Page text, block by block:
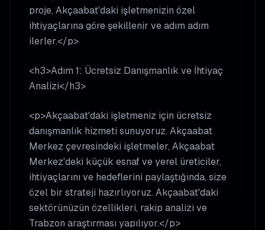
proje, Akçaabat'daki işletmenizin özel
ihtiyaçlarına göre şekillenir ve adım adım
ilerler.</p>
<h3>Adım 1: Ücretsiz Danışmanlık ve İhtiyaç
Analizi</h3>
<p>Akçaabat'daki işletmeniz için ücretsiz
danışmanlık hizmeti sunuyoruz. Akçaabat
Merkez çevresindeki işletmeler, Akçaabat
Merkez'deki küçük esnaf ve yerel üreticiler,
ihtiyaçlarını ve hedeflerini paylaştığında, size
özel bir strateji hazırlıyoruz. Akçaabat'daki
sektörünüzün özellikleri, rakip analizi ve
Trabzon araştırması yapılıyor.</p>